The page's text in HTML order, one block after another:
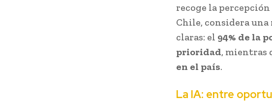
recoge la percepción
Chile, considera una
claras: el 94% de la
prioridad, mientras
en el país.
La IA: entre